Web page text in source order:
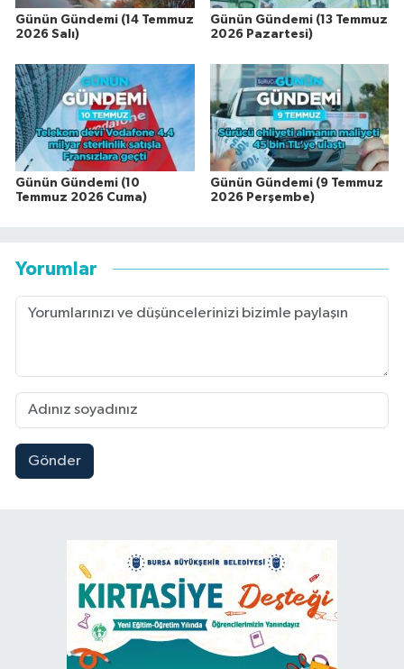
Günün Gündemi (14 Temmuz
2026 Salı)
Günün Gündemi (13 Temmuz
2026 Pazartesi)
Günün Gündemi (10
Temmuz 2026 Cuma)
Günün Gündemi (9 Temmuz
2026 Perşembe)
Yorumlar
Gönder